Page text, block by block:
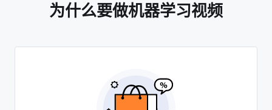
为什么要做机器学习视频